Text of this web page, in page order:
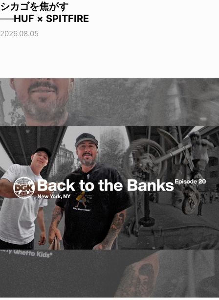
シカゴを焦がす
──HUF × SPITFIRE
2026.08.05